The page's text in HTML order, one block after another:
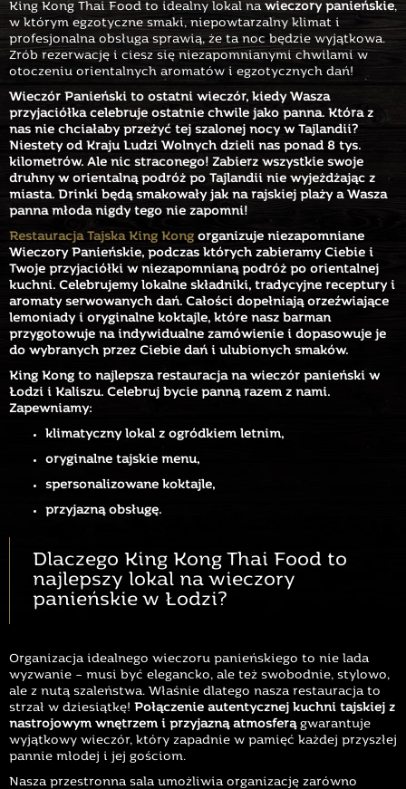
King Kong Thai Food to idealny lokal na wieczory panieńskie,
w którym egzotyczne smaki, niepowtarzalny klimat i
profesjonalna obsługa sprawią, że ta noc będzie wyjątkowa.
Zrób rezerwację i ciesz się niezapomnianymi chwilami w
otoczeniu orientalnych aromatów i egzotycznych dań!
Wieczór Panieński to ostatni wieczór, kiedy Wasza
przyjaciółka celebruje ostatnie chwile jako panna. Która z
nas nie chciałaby przeżyć tej szalonej nocy w Tajlandii?
Niestety od Kraju Ludzi Wolnych dzieli nas ponad 8 tys.
kilometrów. Ale nic straconego! Zabierz wszystkie swoje
druhny w orientalną podróż po Tajlandii nie wyjeżdżając z
miasta. Drinki będą smakowały jak na rajskiej plaży a Wasza
panna młoda nigdy tego nie zapomni!
Restauracja Tajska King Kong organizuje niezapomniane
Wieczory Panieńskie, podczas których zabieramy Ciebie i
Twoje przyjaciółki w niezapomnianą podróż po orientalnej
kuchni. Celebrujemy lokalne składniki, tradycyjne receptury i
aromaty serwowanych dań. Całości dopełniają orzeźwiające
lemoniady i oryginalne koktajle, które nasz barman
przygotowuje na indywidualne zamówienie i dopasowuje je
do wybranych przez Ciebie dań i ulubionych smaków.
King Kong to najlepsza restauracja na wieczór panieński w
Łodzi i Kaliszu. Celebruj bycie panną razem z nami.
Zapewniamy:
klimatyczny lokal z ogródkiem letnim,
oryginalne tajskie menu,
spersonalizowane koktajle,
przyjazną obsługę.
Dlaczego King Kong Thai Food to
najlepszy lokal na wieczory
panieńskie w Łodzi?
Organizacja idealnego wieczoru panieńskiego to nie lada
wyzwanie – musi być elegancko, ale też swobodnie, stylowo,
ale z nutą szaleństwa. Właśnie dlatego nasza restauracja to
strzał w dziesiątkę! Połączenie autentycznej kuchni tajskiej z
nastrojowym wnętrzem i przyjazną atmosferągwarantuje
wyjątkowy wieczór, który zapadnie w pamięć każdej przyszłej
pannie młodej i jej gościom.
Nasza przestronna sala umożliwia organizację zarówno